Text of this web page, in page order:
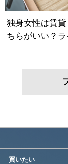
買いたい